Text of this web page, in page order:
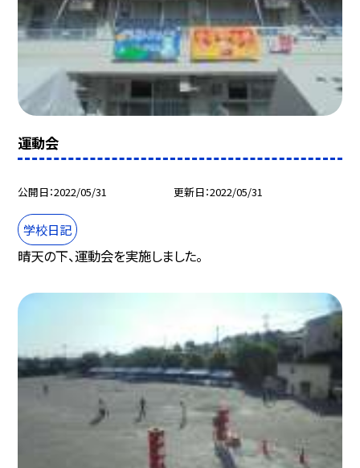
運動会
公開日 2022/05/31 更新日 2022/05/31
学校日記
晴天の下、運動会を実施しました。